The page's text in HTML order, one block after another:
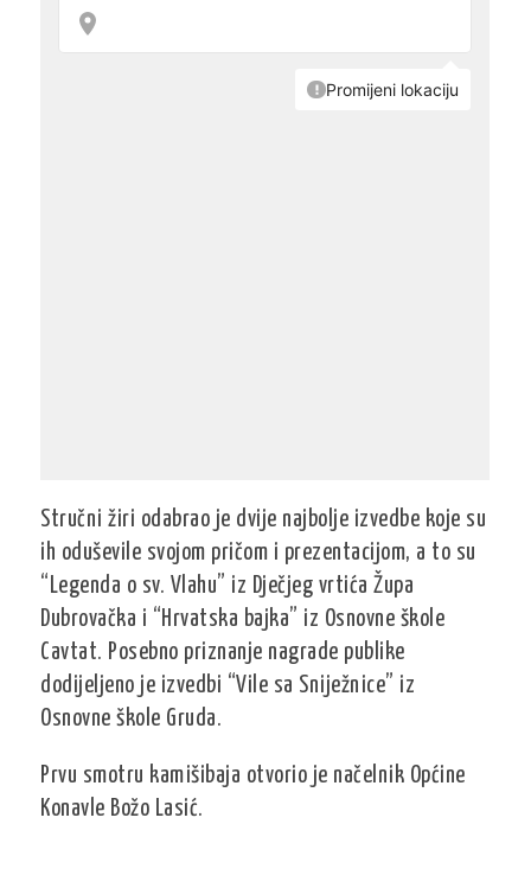
Stručni žiri odabrao je dvije najbolje izvedbe koje su
ih oduševile svojom pričom i prezentacijom, a to su
“Legenda o sv. Vlahu” iz Dječjeg vrtića Župa
Dubrovačka i “Hrvatska bajka” iz Osnovne škole
Cavtat. Posebno priznanje nagrade publike
dodijeljeno je izvedbi “Vile sa Sniježnice” iz
Osnovne škole Gruda.
Prvu smotru kamišibaja otvorio je načelnik Općine
Konavle Božo Lasić.